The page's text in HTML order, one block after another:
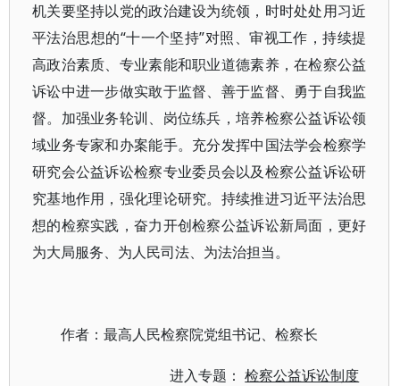
机关要坚持以党的政治建设为统领，时时处处用习近
平法治思想的“十一个坚持”对照、审视工作，持续提
高政治素质、专业素能和职业道德素养，在检察公益
诉讼中进一步做实敢于监督、善于监督、勇于自我监
督。加强业务轮训、岗位练兵，培养检察公益诉讼领
域业务专家和办案能手。充分发挥中国法学会检察学
研究会公益诉讼检察专业委员会以及检察公益诉讼研
究基地作用，强化理论研究。持续推进习近平法治思
想的检察实践，奋力开创检察公益诉讼新局面，更好
为大局服务、为人民司法、为法治担当。
作者：最高人民检察院党组书记、检察长
进入专题：检察公益诉讼制度